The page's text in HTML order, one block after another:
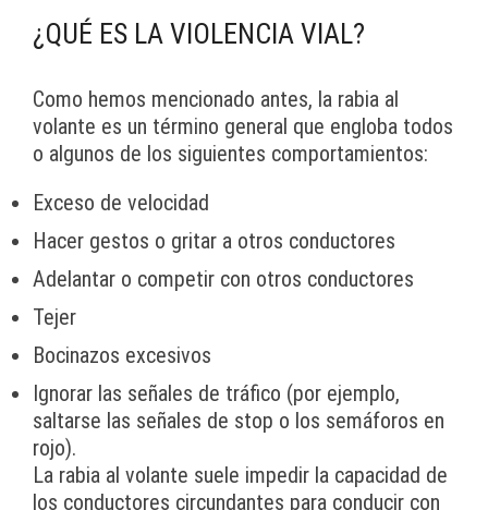
¿QUÉ ES LA VIOLENCIA VIAL?
Como hemos mencionado antes, la rabia al
volante es un término general que engloba todos
o algunos de los siguientes comportamientos:
Exceso de velocidad
Hacer gestos o gritar a otros conductores
Adelantar o competir con otros conductores
Tejer
Bocinazos excesivos
Ignorar las señales de tráfico (por ejemplo,
saltarse las señales de stop o los semáforos en
rojo).
La rabia al volante suele impedir la capacidad de
los conductores circundantes para conducir con